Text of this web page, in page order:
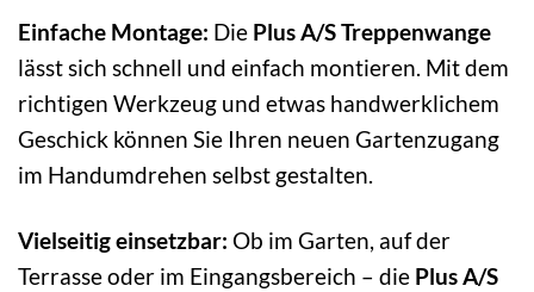
Einfache Montage: Die Plus A/S Treppenwange
lässt sich schnell und einfach montieren. Mit dem
richtigen Werkzeug und etwas handwerklichem
Geschick können Sie Ihren neuen Gartenzugang
im Handumdrehen selbst gestalten.
Vielseitig einsetzbar: Ob im Garten, auf der
Terrasse oder im Eingangsbereich – die Plus A/S